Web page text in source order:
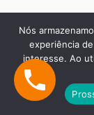
Nossos
serviços e
Nós
experiência
interesse. Ao